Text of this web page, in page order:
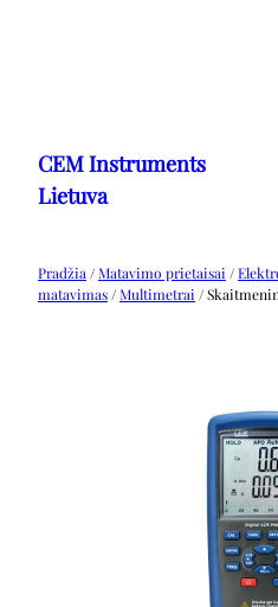
turinio
CEM Instruments
Lietuva
Pradžia /Matavimo prietaisai /
matavimas /Multimetrai /